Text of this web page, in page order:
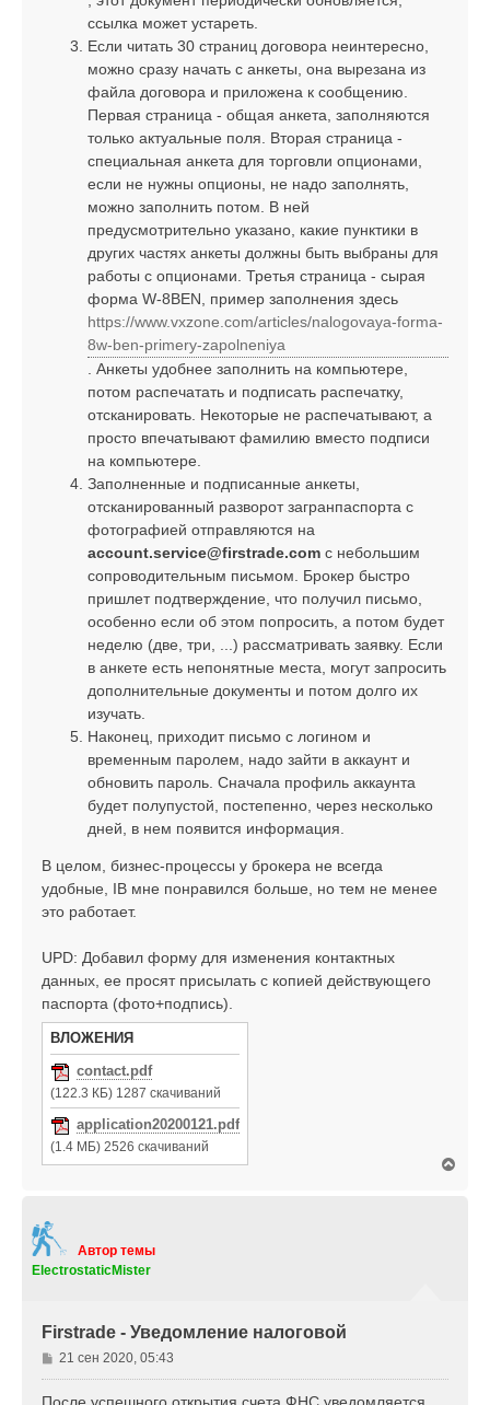
ссылка может устареть.
Если читать 30 страниц договора неинтересно,
можно сразу начать с анкеты, она вырезана из
файла договора и приложена к сообщению.
Первая страница - общая анкета, заполняются
только актуальные поля. Вторая страница -
специальная анкета для торговли опционами,
если не нужны опционы, не надо заполнять,
можно заполнить потом. В ней
предусмотрительно указано, какие пунктики в
других частях анкеты должны быть выбраны для
работы с опционами. Третья страница - сырая
форма W-8BEN, пример заполнения здесь
https://www.vxzone.com/articles/nalogovaya-forma-
8w-ben-primery-zapolneniya
. Анкеты удобнее заполнить на компьютере,
потом распечатать и подписать распечатку,
отсканировать. Некоторые не распечатывают, а
просто впечатывают фамилию вместо подписи
на компьютере.
Заполненные и подписанные анкеты,
отсканированный разворот загранпаспорта с
фотографией отправляются на
account.service@firstrade.com с небольшим
сопроводительным письмом. Брокер быстро
пришлет подтверждение, что получил письмо,
особенно если об этом попросить, а потом будет
неделю (две, три, ...) рассматривать заявку. Если
в анкете есть непонятные места, могут запросить
дополнительные документы и потом долго их
изучать.
Наконец, приходит письмо с логином и
временным паролем, надо зайти в аккаунт и
обновить пароль. Сначала профиль аккаунта
будет полупустой, постепенно, через несколько
дней, в нем появится информация.
В целом, бизнес-процессы у брокера не всегда
удобные, IB мне понравился больше, но тем не менее
это работает.
UPD: Добавил форму для изменения контактных
данных, ее просят присылать с копией действующего
паспорта (фото+подпись).
ВЛОЖЕНИЯ
contact.pdf
(122.3 КБ) 1287 скачиваний
application20200121.pdf
(1.4 МБ) 2526 скачиваний
Автор темы
ElectrostaticMister
Firstrade - Уведомление налоговой
С
о
о
21 сен 2020, 05:43